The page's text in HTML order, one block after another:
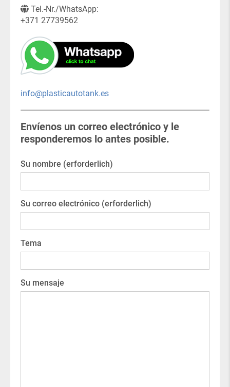
Tel.-Nr./WhatsApp:
+371 27739562
info@plasticautotank.es
Envíenos un correo electrónico y le
responderemos lo antes posible.
Su nombre (erforderlich)
Su correo electrónico (erforderlich)
Tema
Su mensaje